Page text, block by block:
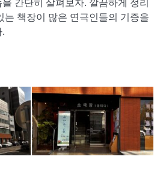
는 책장이 많은 연극인들의 기증을